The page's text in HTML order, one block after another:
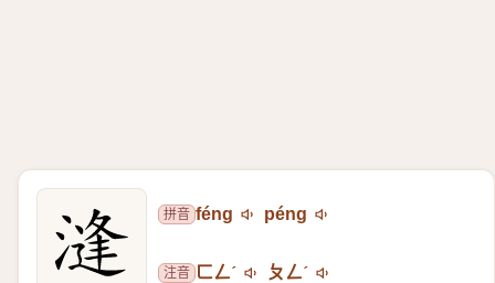
拼音 féng péng
注音 ㄈㄥˊ ㄆㄥˊ